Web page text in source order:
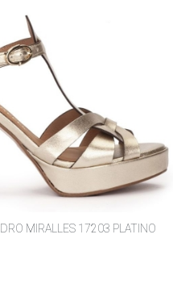
MIRALLES 17203 PLATINO